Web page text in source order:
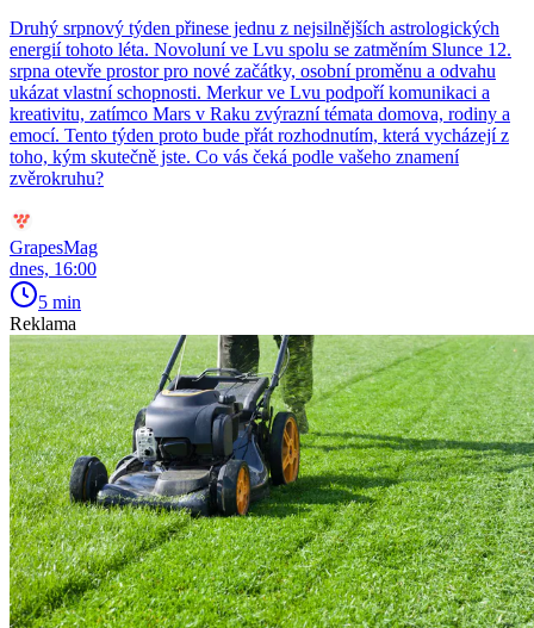
Druhý srpnový týden přinese jednu z nejsilnějších astrologických
energií tohoto léta. Novoluní ve Lvu spolu se zatměním Slunce 12.
srpna otevře prostor pro nové začátky, osobní proměnu a odvahu
ukázat vlastní schopnosti. Merkur ve Lvu podpoří komunikaci a
kreativitu, zatímco Mars v Raku zvýrazní témata domova, rodiny a
emocí. Tento týden proto bude přát rozhodnutím, která vycházejí z
toho, kým skutečně jste. Co vás čeká podle vašeho znamení
zvěrokruhu?
GrapesMag
dnes, 16:00
5 min
Reklama